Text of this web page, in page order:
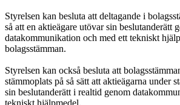
Styrelsen kan besluta att deltagande i
så att en aktieägare utövar sin beslutanderätt
datakommunikation och med ett tekniskt
bolagsstämman.
Styrelsen kan också besluta att
stämmoplats på så sätt att aktieägarna under
sin beslutanderätt i realtid genom
tekniskt hjälpmedel.